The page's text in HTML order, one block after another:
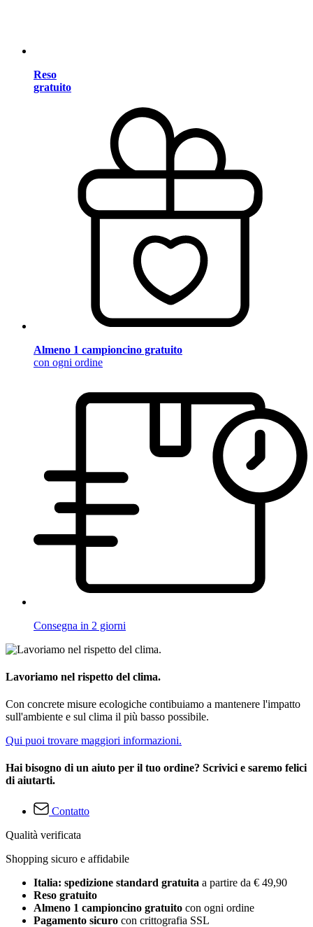
Reso
gratuito
Almeno 1 campioncino gratuito
con ogni ordine
Consegna in 2 giorni
Lavoriamo nel rispetto del clima.
Con concrete misure ecologiche contibuiamo a mantenere l'impatto
sull'ambiente e sul clima il più basso possibile.
Qui puoi trovare maggiori informazioni.
Hai bisogno di un aiuto per il tuo ordine? Scrivici e saremo felici
di aiutarti.
Contatto
Qualità verificata
Shopping sicuro e affidabile
Italia: spedizione standard gratuita a partire da € 49,90
Reso gratuito
Almeno 1 campioncino gratuito con ogni ordine
Pagamento sicuro con crittografia SSL